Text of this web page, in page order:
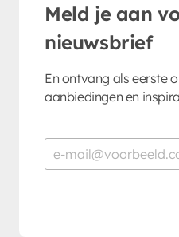
Meld je aan
nieuwsbrief
En ontvang als eerste
aanbiedingen en